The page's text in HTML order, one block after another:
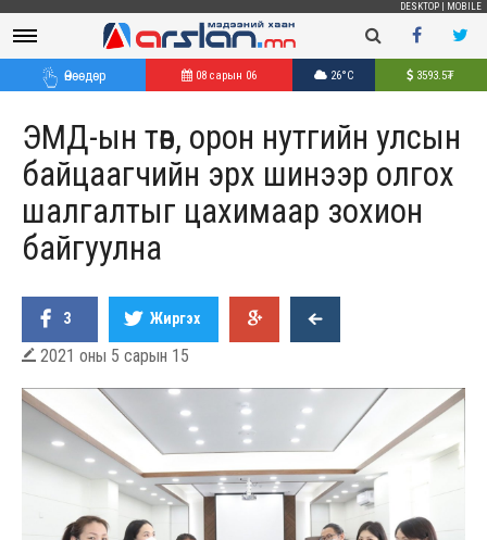
DESKTOP MOBILE
Өнөөдөр 08 сарын 06 26°C 3593.5₮
ЭМД-ын төв, орон нутгийн улсын
байцаагчийн эрх шинээр олгох
шалгалтыг цахимаар зохион
байгуулна
3 Жиргэх
 2021 оны 5 сарын 15